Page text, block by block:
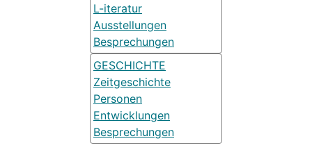
L-iteratur
Ausstellungen
Besprechungen
GESCHICHTE
Zeitgeschichte
Personen
Entwicklungen
Besprechungen